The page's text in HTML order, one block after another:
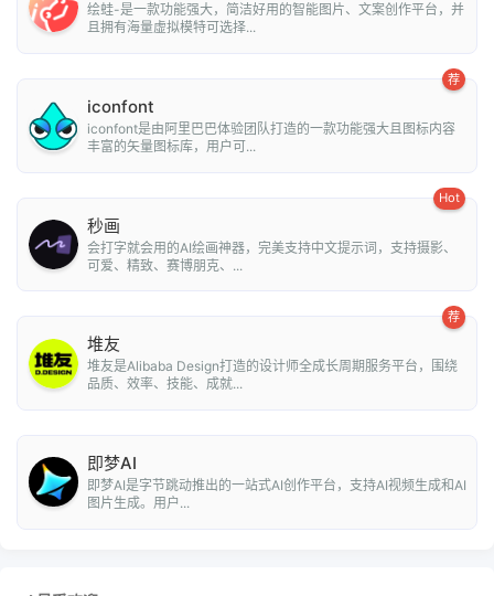
绘蛙-是一款功能强大，简洁好用的智能图片、文案创作平台，并
且拥有海量虚拟模特可选择...
荐
iconfont
iconfont是由阿里巴巴体验团队打造的一款功能强大且图标内容
丰富的矢量图标库，用户可...
Hot
秒画
会打字就会用的AI绘画神器，完美支持中文提示词，支持摄影、
可爱、精致、赛博朋克、...
荐
堆友
堆友是Alibaba Design打造的设计师全成长周期服务平台，围绕
品质、效率、技能、成就...
即梦AI
即梦AI是字节跳动推出的一站式AI创作平台，支持AI视频生成和AI
图片生成。用户...